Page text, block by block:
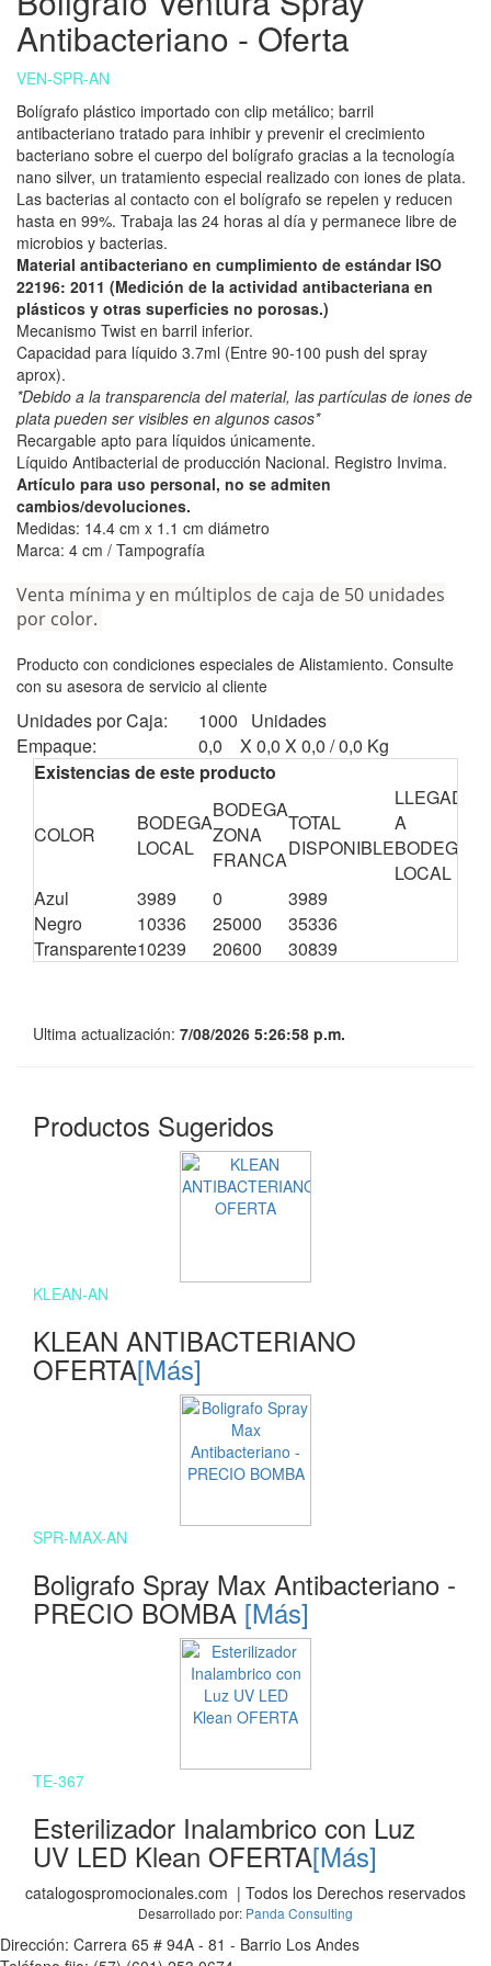
Antibacteriano - Oferta
VEN-SPR-AN
Bolígrafo plástico importado con clip metálico; barril
antibacteriano tratado para inhibir y prevenir el crecimiento
bacteriano sobre el cuerpo del bolígrafo gracias a la tecnología
nano silver, un tratamiento especial realizado con iones de plata.
Las bacterias al contacto con el bolígrafo se repelen y reducen
hasta en 99%. Trabaja las 24 horas al día y permanece libre de
microbios y bacterias.
Material antibacteriano en cumplimiento de estándar ISO
22196: 2011 (Medición de la actividad antibacteriana en
plásticos y otras superficies no porosas.)
Mecanismo Twist en barril inferior.
Capacidad para líquido 3.7ml (Entre 90-100 push del spray
aprox).
*Debido a la transparencia del material, las partículas de iones de
plata pueden ser visibles en algunos casos*
Recargable apto para líquidos únicamente.
Líquido Antibacterial de producción Nacional. Registro Invima.
Artículo para uso personal, no se admiten
cambios/devoluciones.
Medidas: 14.4 cm x 1.1 cm diámetro
Marca: 4 cm / Tampografía
Venta mínima y en múltiplos de caja de 50 unidades
por color.
Producto con condiciones especiales de Alistamiento. Consulte
con su asesora de servicio al cliente
Unidades por Caja:
1000 Unidades
Empaque:
0,0 X 0,0 X 0,0 / 0,0 Kg
Existencias de este producto
COLOR
BODEGA
LOCAL
BODEGA
ZONA
FRANCA
TOTAL
DISPONIBLE
LLEGADA
A
BODEGA
LOCAL
Azul
3989 0 3989
Negro
10336 25000 35336
Transparente10239 20600 30839
Ultima actualización: 7/08/2026 5:26:58 p.m.
Productos Sugeridos
KLEAN-AN
KLEAN ANTIBACTERIANO
OFERTA[Más]
SPR-MAX-AN
Boligrafo Spray Max Antibacteriano -
PRECIO BOMBA [Más]
TE-367
Esterilizador Inalambrico con Luz
UV LED Klean OFERTA[Más]
catalogospromocionales.com | Todos los Derechos reservados
Desarrollado por: Panda Consulting
Dirección: Carrera 65 # 94A - 81 - Barrio Los Andes